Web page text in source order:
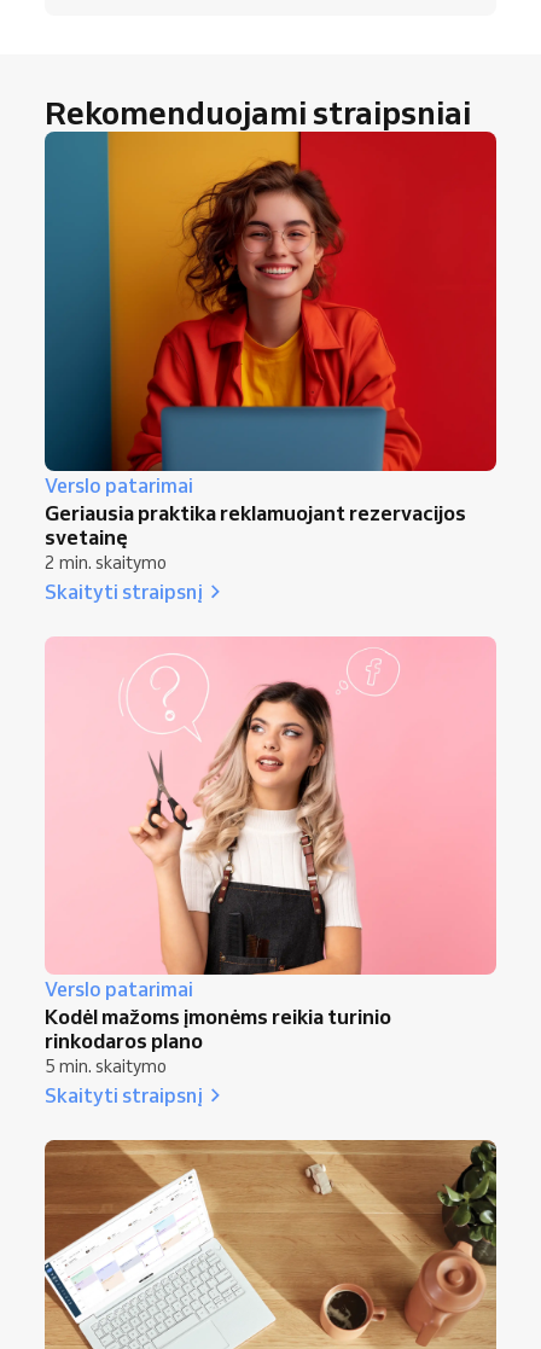
Rekomenduojami straipsniai
Verslo patarimai
Geriausia praktika reklamuojant rezervacijos
svetainę
2 min. skaitymo
Skaityti straipsnį
Verslo patarimai
Kodėl mažoms įmonėms reikia turinio
rinkodaros plano
5 min. skaitymo
Skaityti straipsnį